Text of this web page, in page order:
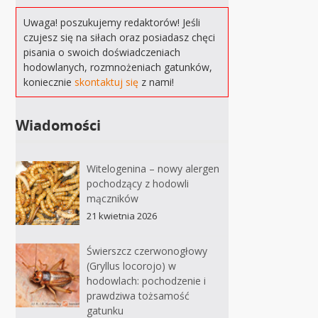
Uwaga! poszukujemy redaktorów! Jeśli
czujesz się na siłach oraz posiadasz chęci
pisania o swoich doświadczeniach
hodowlanych, rozmnożeniach gatunków,
koniecznieskontaktuj się z nami!
Wiadomości
Witelogenina – nowy alergen
pochodzący z hodowli
mączników
21 kwietnia 2026
Świerszcz czerwonogłowy
(Gryllus locorojo) w
hodowlach: pochodzenie i
prawdziwa tożsamość
gatunku